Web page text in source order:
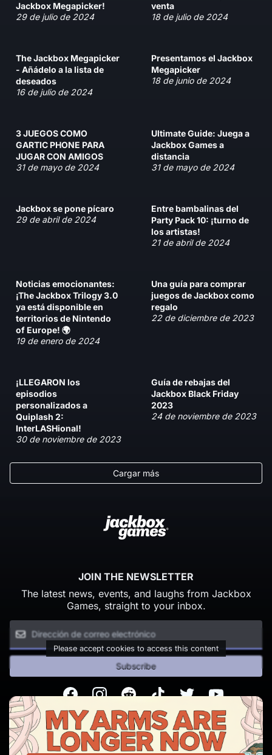
Jackbox Megapicker!
29 de julio de 2024
venta
18 de julio de 2024
The Jackbox Megapicker
- Añádelo a la lista de
deseados
16 de julio de 2024
Presentamos el Jackbox
Megapicker
18 de junio de 2024
3 JUEGOS COMO
GARTIC PHONE PARA
JUGAR CON AMIGOS
31 de mayo de 2024
Ultimate Guide: Juega a
Jackbox Games a
distancia
31 de mayo de 2024
Jackbox se pone pícaro
29 de abril de 2024
Entre bambalinas del
Party Pack 10: ¡turno de
los artistas!
21 de abril de 2024
Noticias emocionantes:
¡The Jackbox Trilogy 3.0
ya está disponible en
territorios de Nintendo
of Europe! 🌍
19 de enero de 2024
Una guía para comprar
juegos de Jackbox como
regalo
22 de diciembre de 2023
¡LLEGARON los
episodios
personalizados a
Quiplash 2:
InterLASHional!
30 de noviembre de 2023
Guía de rebajas del
Jackbox Black Friday
2023
24 de noviembre de 2023
Cargar más
JOIN THE NEWSLETTER
The latest news, events, and laughs from Jackbox
Games, straight to your inbox.
Please accept cookies to access this content
Subscribe
FacebookInstagramRedditTikTokTwitterYoutube
© Copyright 2026 Jackbox Games. All rights reserved.
Condiciones del servicio Política de privacidad